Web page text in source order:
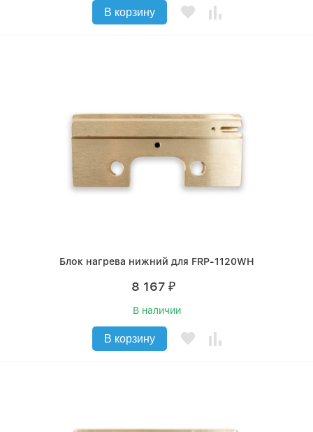
В корзину
Блок нагрева нижний для FRP-1120WH
8 167 ₽
В наличии
В корзину